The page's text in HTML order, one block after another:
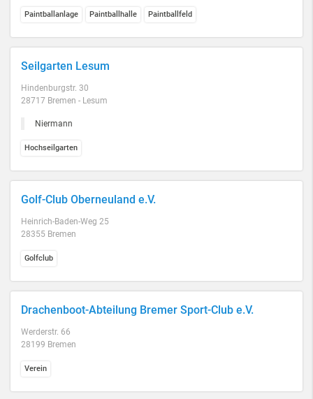
Paintballanlage Paintballhalle Paintballfeld
Seilgarten Lesum
Hindenburgstr. 30
28717 Bremen - Lesum
Niermann
Hochseilgarten
Golf-Club Oberneuland e.V.
Heinrich-Baden-Weg 25
28355 Bremen
Golfclub
Drachenboot-Abteilung Bremer Sport-Club e.V.
Werderstr. 66
28199 Bremen
Verein